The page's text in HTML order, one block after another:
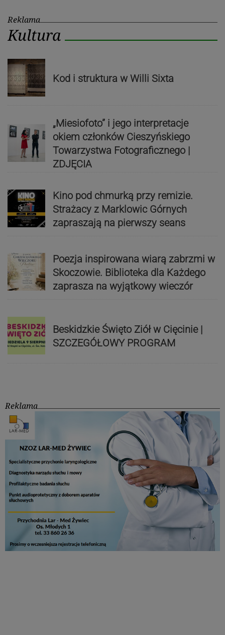
Reklama
Kultura
Kod i struktura w Willi Sixta
„Miesiofoto” i jego interpretacje
okiem członków Cieszyńskiego
Towarzystwa Fotograficznego |
ZDJĘCIA
Kino pod chmurką przy remizie.
Strażacy z Marklowic Górnych
zapraszają na pierwszy seans
Poezja inspirowana wiarą zabrzmi w
Skoczowie. Biblioteka dla Każdego
zaprasza na wyjątkowy wieczór
Beskidzkie Święto Ziół w Cięcinie |
SZCZEGÓŁOWY PROGRAM
Reklama